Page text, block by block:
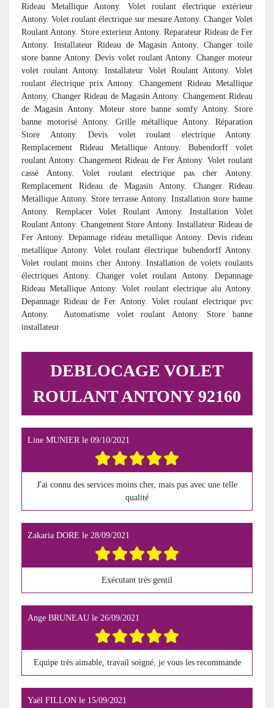
Rideau Metallique Antony. Volet roulant électrique extérieur
Antony. Volet roulant électrique sur mesure Antony. Changer Volet
Roulant Antony. Store exterieur Antony. Reparateur Rideau de Fer
Antony. Installateur Rideau de Magasin Antony. Changer toile
store banne Antony. Devis volet roulant Antony. Changer moteur
volet roulant Antony. Installateur Volet Roulant Antony. Volet
roulant électrique prix Antony. Changement Rideau Metallique
Antony. Changer Rideau de Magasin Antony. Changement Rideau
de Magasin Antony. Moteur store banne somfy Antony. Store
banne motorisé Antony. Grille métallique Antony. Réparation
Store Antony. Devis volet roulant electrique Antony.
Remplacement Rideau Metallique Antony. Bubendorff volet
roulant Antony. Changement Rideau de Fer Antony. Volet roulant
cassé Antony. Volet roulant electrique pas cher Antony.
Remplacement Rideau de Magasin Antony. Changer Rideau
Metallique Antony. Store terrasse Antony. Installation store banne
Antony. Remplacer Volet Roulant Antony. Installation Volet
Roulant Antony. Changement Store Antony. Installateur Rideau de
Fer Antony. Depannage rideau metallique Antony. Devis rideau
metallique Antony. Volet roulant électrique bubendorff Antony.
Volet roulant moins cher Antony. Installation de volets roulants
électriques Antony. Changer volet roulant Antony. Depannage
Rideau Metallique Antony. Volet roulant electrique alu Antony.
Depannage Rideau de Fer Antony. Volet roulant electrique pvc
Antony. Automatisme volet roulant Antony. Store banne
installateur
DEBLOCAGE VOLET
ROULANT ANTONY 92160
Line MUNIER le 09/10/2021
J'ai connu des services moins cher, mais pas avec une telle
qualité
Zakaria DORE le 28/09/2021
Exécutant très gentil
Ange BRUNEAU le 26/09/2021
Equipe très aimable, travail soigné, je vous les recommande
Yaël FILLON le 15/09/2021